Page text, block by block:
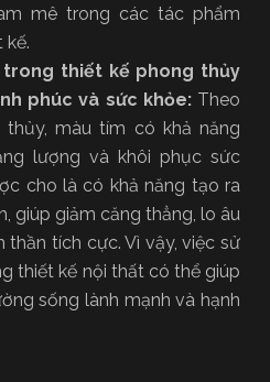
mê trong các tác phẩm
kế.
trong thiết kế phong thủy
phúc và sức khỏe:Theo
thủy, màu tím có khả năng
lượng và khôi phục sức
cho là có khả năng tạo ra
giúp giảm căng thẳng, lo âu
thần tích cực. Vì vậy, việc sử
thiết kế nội thất có thể giúp
sống lành mạnh và hạnh